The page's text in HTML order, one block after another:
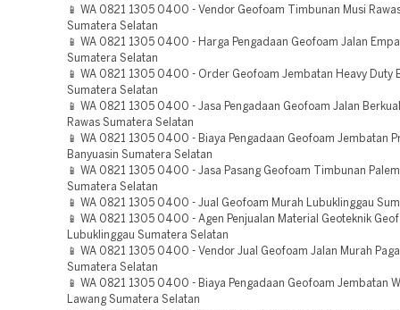
📱 WA 0821 1305 0400 - Vendor Geofoam Timbunan Musi
Sumatera Selatan
📱 WA 0821 1305 0400 - Harga Pengadaan Geofoam Jalan
Sumatera Selatan
📱 WA 0821 1305 0400 - Order Geofoam Jembatan Heavy Duty
Sumatera Selatan
📱 WA 0821 1305 0400 - Jasa Pengadaan Geofoam Jalan
Rawas Sumatera Selatan
📱 WA 0821 1305 0400 - Biaya Pengadaan Geofoam Jembatan
Banyuasin Sumatera Selatan
📱 WA 0821 1305 0400 - Jasa Pasang Geofoam Timbunan
Sumatera Selatan
📱 WA 0821 1305 0400 - Jual Geofoam Murah Lubuklinggau
📱 WA 0821 1305 0400 - Agen Penjualan Material Geoteknik
Lubuklinggau Sumatera Selatan
📱 WA 0821 1305 0400 - Vendor Jual Geofoam Jalan Murah
Sumatera Selatan
📱 WA 0821 1305 0400 - Biaya Pengadaan Geofoam Jembatan
Lawang Sumatera Selatan